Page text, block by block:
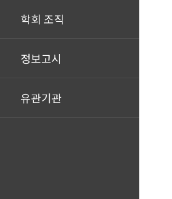
학회 조직
정보고시
유관기관